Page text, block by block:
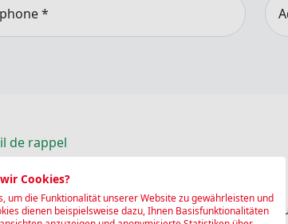
*
de rappel
de rappel
SRK Nordwestschweiz (Standort
Cookies?
um die Funktionalität unserer Website zu gewährleisten und
dienen beispielsweise dazu, Ihnen Basisfunktionalitäten